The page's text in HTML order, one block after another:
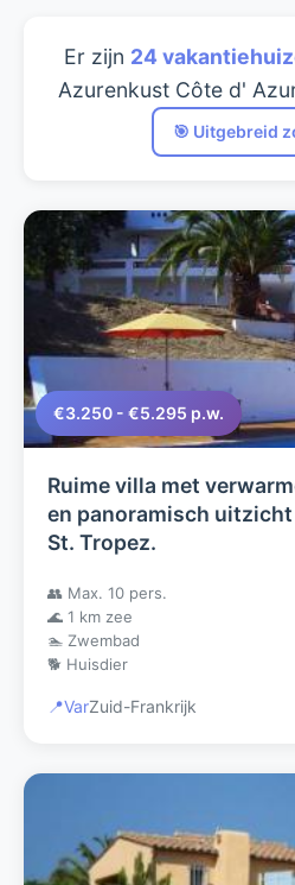
Er zijn 24
Azurenkust Côte d'
🎯 Uitgebreid
€3.250 - €5.295 p.w.
Ruime villa met
en panoramisch uitzicht
St. Tropez.
👥 Max. 10 pers.
🌊 1 km zee
🏊 Zwembad
🐕 Huisdier
📍VarZuid-Frankrijk